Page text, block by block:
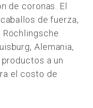
de coronas. El
de fuerza,
Alemania,
a un
el costo de